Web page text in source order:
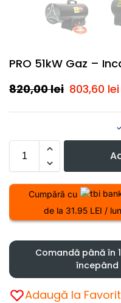
PRO 51kW Gaz –
820,00lei 803,60 lei
Cumpără cu
de la 31.95 LEI /
Comandă până în
începând
Adaugă la